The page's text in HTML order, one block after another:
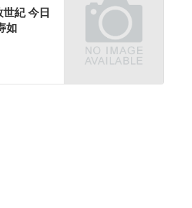
紀 今日
如